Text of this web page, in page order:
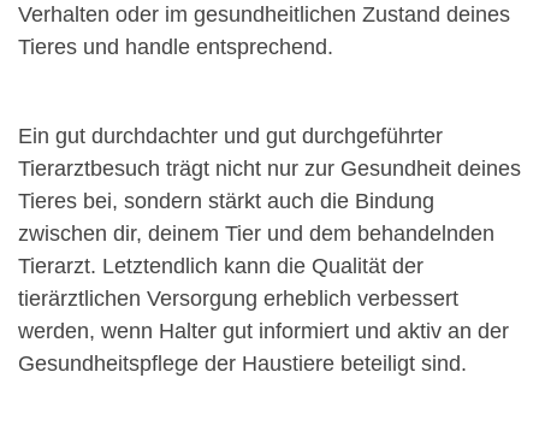
Verhalten oder im gesundheitlichen Zustand deines
Tieres und handle entsprechend.
Ein gut durchdachter und gut durchgeführter
Tierarztbesuch trägt nicht nur zur Gesundheit deines
Tieres bei, sondern stärkt auch die Bindung
zwischen dir, deinem Tier und dem behandelnden
Tierarzt. Letztendlich kann die Qualität der
tierärztlichen Versorgung erheblich verbessert
werden, wenn Halter gut informiert und aktiv an der
Gesundheitspflege der Haustiere beteiligt sind.